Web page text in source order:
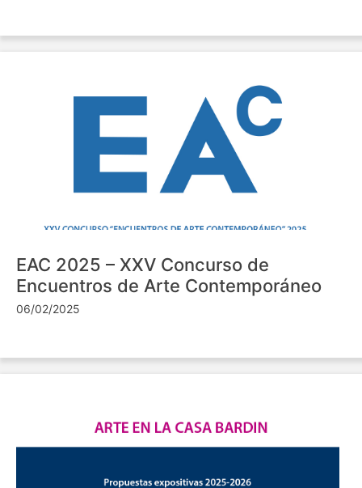
EAC 2025 – XXV Concurso de
Encuentros de Arte Contemporáneo
06/02/2025